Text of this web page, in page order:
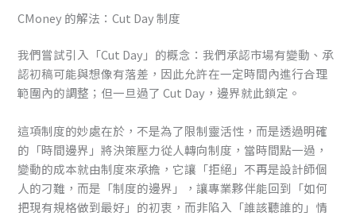
CMoney 的解法：Cut Day 制度
我們嘗試引入「Cut Day」的概念：我們承認市場有變動、承
認初稿可能與想像有落差，因此允許在一定時間內進行合理
範圍內的調整；但一旦過了 Cut Day，邊界就此鎖定。
這項制度的妙處在於，不是為了限制靈活性，而是透過明確
的「時間邊界」將決策壓力從人轉向制度，當時間點一過，
變動的成本就由制度來承擔，它讓「拒絕」不再是設計師個
人的刁難，而是「制度的邊界」，讓專業夥伴能回到「如何
把現有規格做到最好」的初衷，而非陷入「誰該聽誰的」情